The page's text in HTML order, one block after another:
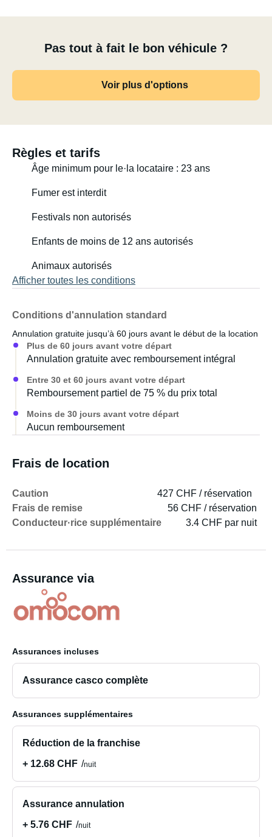
Pas tout à fait le bon véhicule ?
Voir plus d'options
Règles et tarifs
Âge minimum pour le·la locataire : 23 ans
Fumer est interdit
Festivals non autorisés
Enfants de moins de 12 ans autorisés
Animaux autorisés
Afficher toutes les conditions
Conditions d'annulation standard
Annulation gratuite jusqu’à 60 jours avant le début de la location
Plus de 60 jours avant votre départ
Annulation gratuite avec remboursement intégral
Entre 30 et 60 jours avant votre départ
Remboursement partiel de 75 % du prix total
Moins de 30 jours avant votre départ
Aucun remboursement
Frais de location
Caution
427 CHF / réservation
Frais de remise
56 CHF / réservation
Conducteur·rice supplémentaire
3.4 CHF par nuit
Assurance via
Assurances incluses
Assurance casco complète
Assurances supplémentaires
Réduction de la franchise
+ 12.68 CHF
nuit
Assurance annulation
+ 5.76 CHF
nuit